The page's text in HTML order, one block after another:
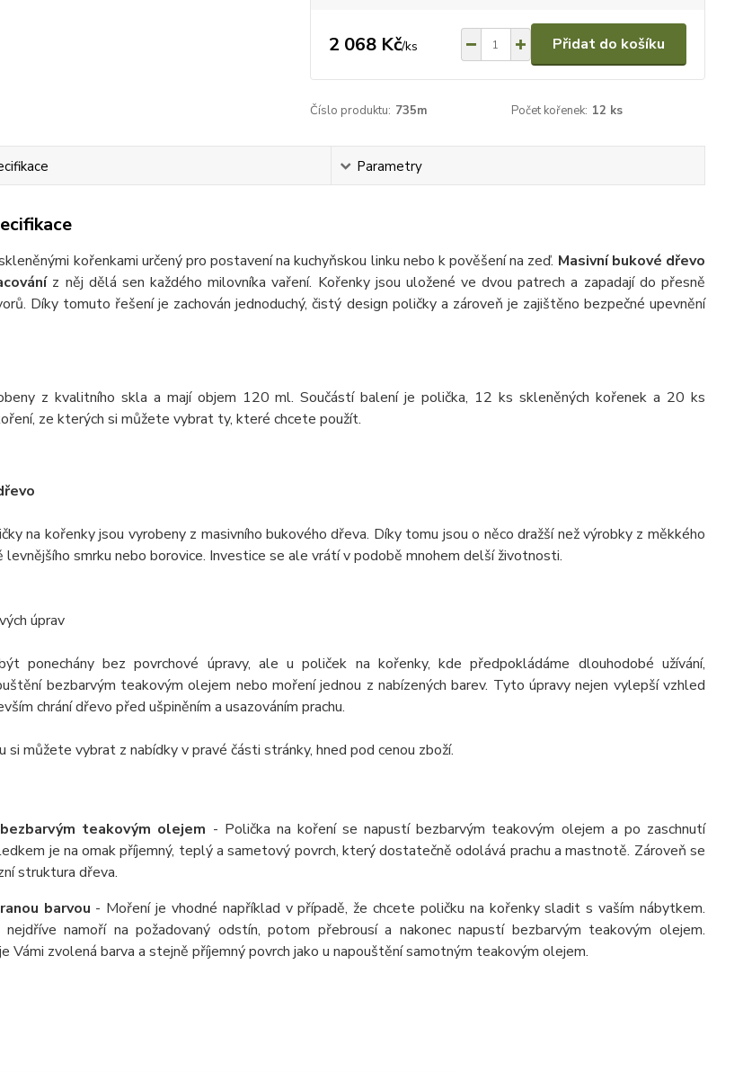
2 068 Kč/ks Přidat do košíku
Číslo produktu: 735m Počet kořenek: 12 ks
Parametry
kořenkami určený pro postavení na kuchyňskou linku nebo k pověšení na zeď. Masivní bukové dřevo
z něj dělá sen každého milovníka vaření. Kořenky jsou uložené ve dvou patrech a zapadají do přesně
Díky tomuto řešení je zachován jednoduchý, čistý design poličky a zároveň je zajištěno bezpečné upevnění
z kvalitního skla a mají objem 120 ml. Součástí balení je polička, 12 ks skleněných kořenek a 20 ks
ze kterých si můžete vybrat ty, které chcete použít.
na kořenky jsou vyrobeny z masivního bukového dřeva. Díky tomu jsou o něco dražší než výrobky z měkkého
levnějšího smrku nebo borovice. Investice se ale vrátí v podobě mnohem delší životnosti.
úprav
ponechány bez povrchové úpravy, ale u poliček na kořenky, kde předpokládáme dlouhodobé užívání,
bezbarvým teakovým olejem nebo moření jednou z nabízených barev. Tyto úpravy nejen vylepší vzhled
chrání dřevo před ušpiněním a usazováním prachu.
si můžete vybrat z nabídky v pravé části stránky, hned pod cenou zboží.
teakovým olejem - Polička na koření se napustí bezbarvým teakovým olejem a po zaschnutí
je na omak příjemný, teplý a sametový povrch, který dostatečně odolává prachu a mastnotě. Zároveň se
struktura dřeva.
barvou - Moření je vhodné například v případě, že chcete poličku na kořenky sladit s vaším nábytkem.
namoří na požadovaný odstín, potom přebrousí a nakonec napustí bezbarvým teakovým olejem.
Vámi zvolená barva a stejně příjemný povrch jako u napouštění samotným teakovým olejem.